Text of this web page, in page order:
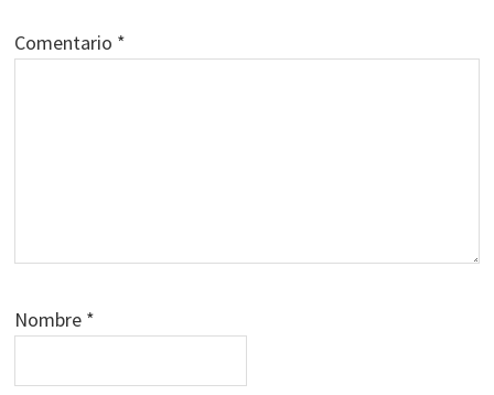
Comentario *
Nombre *